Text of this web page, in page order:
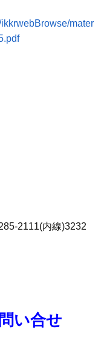
mater
2111(内線)3232
い合せ